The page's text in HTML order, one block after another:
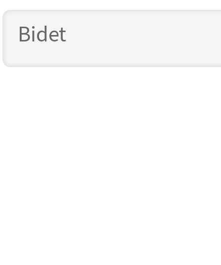
Bidet